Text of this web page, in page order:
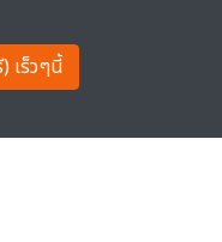
เร็วๆนี้